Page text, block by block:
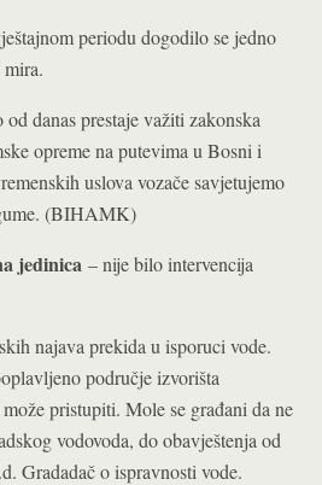
periodu dogodilo se jedno
od danas prestaje važiti zakonska
opreme na putevima u Bosni i
uslova vozače savjetujemo
(BIHAMK)
jedinica – nije bilo intervencija
najava prekida u isporuci vode.
područje izvorišta
pristupiti. Mole se građani da ne
vodovoda, do obavještenja od
Gradadač o ispravnosti vode.